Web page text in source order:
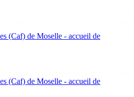
(Caf) de Moselle - accueil de
(Caf) de Moselle - accueil de